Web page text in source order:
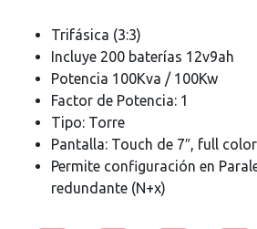
Trifásica (3:3)
Incluye 200 baterías 12v9ah
Potencia 100Kva / 100Kw
Factor de Potencia: 1
Tipo: Torre
Pantalla: Touch de 7″, full color
Permite configuración en
redundante (N+x)